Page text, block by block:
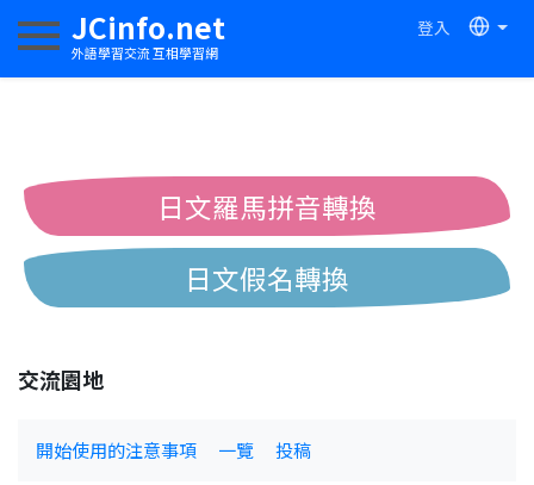
JCinfo.net
外語學習交流 互相學習網
登入
切換導航
日文羅馬拼音轉換
日文假名轉換
交流園地
開始使用的注意事項 一覽 投稿